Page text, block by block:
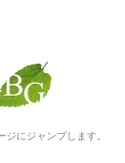
にジャンプします。